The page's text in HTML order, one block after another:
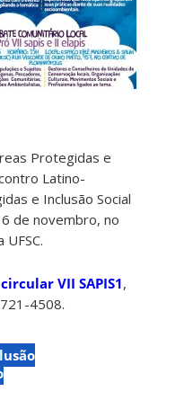
Protegidas e
Latino-
e Inclusão Social
de novembro, no
VII SAPIS1,
4508.